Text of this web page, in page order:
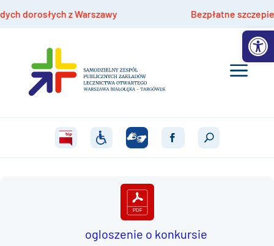
z Warszawy Bezpłatne
ogloszenie o konkursie